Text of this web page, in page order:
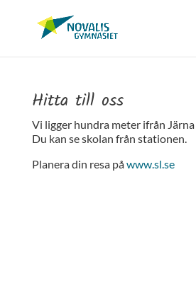
Hitta till oss
Vi ligger hundra meter ifrån
Du kan se skolan från stationen.
Planera din resa påwww.sl.se